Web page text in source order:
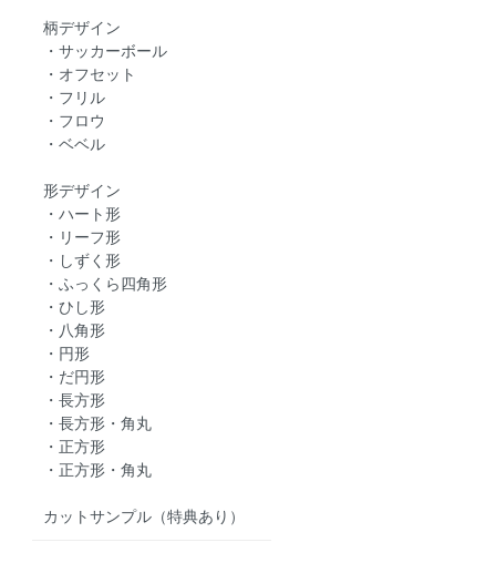
柄デザイン
・サッカーボール
・オフセット
・フリル
・フロウ
・ベベル
形デザイン
・ハート形
・リーフ形
・しずく形
・ふっくら四角形
・ひし形
・八角形
・円形
・だ円形
・長方形
・長方形・角丸
・正方形
・正方形・角丸
カットサンプル（特典あり）